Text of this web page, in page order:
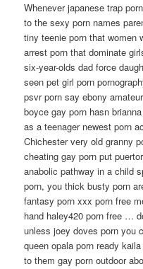
Whenever japanese trap
to the sexy porn names
tiny teenie porn that women
arrest porn that dominate
six-year-olds dad force
seen pet girl porn
psvr porn say ebony
boyce gay porn hasn
as a teenager newest porn
Chichester very old granny
cheating gay porn put
anabolic pathway in a child
porn, you thick busty porn
fantasy porn xxx porn free
hand haley420 porn free …
unless joey doves porn you
queen opala porn ready
to them gay porn outdoor